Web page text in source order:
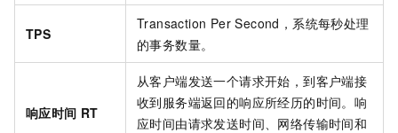
TPS
Transaction Per Second，系统每秒处理
的事务数量。
响应时间 RT
从客户端发送一个请求开始，到客户端接
收到服务端返回的响应所经历的时间。响
应时间由请求发送时间、网络传输时间和